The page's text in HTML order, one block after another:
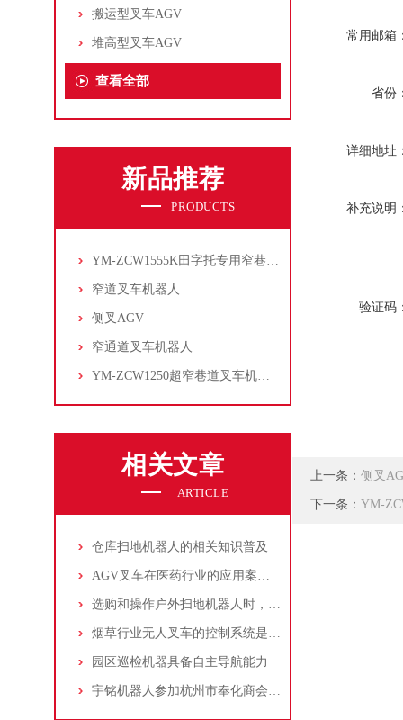
搬运型叉车AGV
堆高型叉车AGV
查看全部
新品推荐
PRODUCTS
YM-ZCW1555K田字托专用窄巷道叉车机器人
窄道叉车机器人
侧叉AGV
窄通道叉车机器人
YM-ZCW1250超窄巷道叉车机器人
相关文章
ARTICLE
仓库扫地机器人的相关知识普及
AGV叉车在医药行业的应用案例分享
选购和操作户外扫地机器人时，请考虑以下指南
烟草行业无人叉车的控制系统是其核心部件
园区巡检机器具备自主导航能力
宇铭机器人参加杭州市奉化商会换届大会
常用邮箱
省份
详细地址
补充说明
验证码
上一条： 侧叉
下一条： YM-